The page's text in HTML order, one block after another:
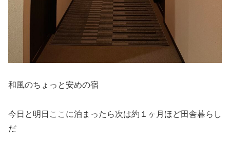
和風のちょっと安めの宿
今日と明日ここに泊まったら次は約１ヶ月ほど田舎暮らし
だ